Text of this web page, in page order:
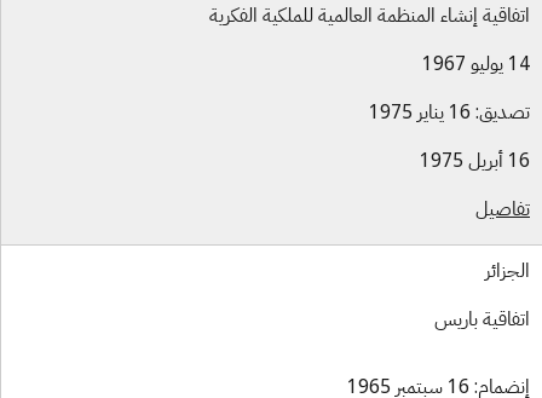
إنشاء المنظمة العالمية للملكية الفكرية
16 يناير 1975
باريس
16 سبتمبر 1965